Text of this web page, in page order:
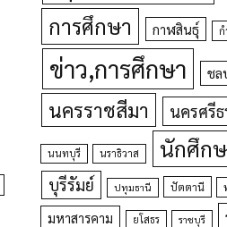
การศึกษา กาฬสินธุ์ ก
ข่าว,การศึกษา ชล
นครราชสีมา นครศรี
นนทบุรี นราธิวาส นักศึก
บุรีรัมย์ ปทุมธานี ปัตตานี
มหาสารคาม ยโสธร ราชบุรี